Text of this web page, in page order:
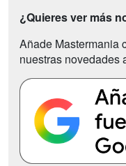
¿Quieres ver más
Añade Mastermania
nuestras novedades